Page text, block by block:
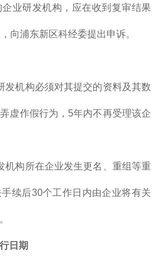
业研发机构，应在收到复审结果
向浦东新区科经委提出申诉。
发机构必须对其提交的资料及其数
虚作假行为，5年内不再受理该企
机构所在企业发生更名、重组等重
续后30个工作日内由企业将有关
日期